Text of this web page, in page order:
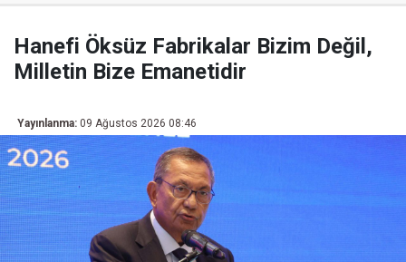
Hanefi Öksüz Fabrikalar Bizim Değil,
Milletin Bize Emanetidir
Yayınlanma: 09 Ağustos 2026 08:46